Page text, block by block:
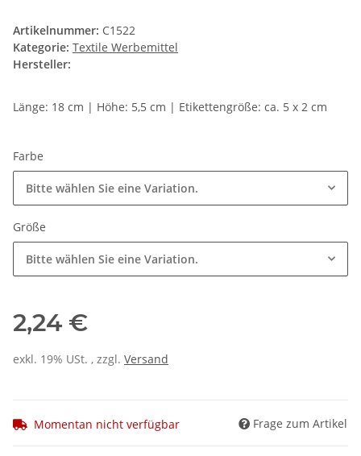
Artikelnummer: C1522
Kategorie: Textile Werbemittel
Hersteller:
Länge: 18 cm | Höhe: 5,5 cm | Etikettengröße: ca. 5 x 2 cm
Farbe
Bitte wählen Sie eine Variation.
Größe
Bitte wählen Sie eine Variation.
2,24 €
exkl. 19% USt. , zzgl. Versand
Momentan nicht verfügbar Frage zum Artikel